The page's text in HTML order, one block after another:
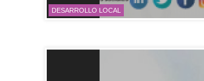
DESARROLLO LOCAL